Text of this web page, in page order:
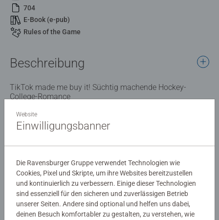
704
E-Book (e-pub)
Rules of the Game
Beschreibung
TikTok made me buy it! Süchtig machende Hockey-
College-Romance
Details
EAN:
9783473513055
ISBN:
978-3-473-51305-5
Warnhinweise und Herstellerinformation
Website
Einwilligungsbanner
Die Ravensburger Gruppe verwendet Technologien wie
Cookies, Pixel und Skripte, um ihre Websites bereitzustellen
und kontinuierlich zu verbessern. Einige dieser Technologien
sind essenziell für den sicheren und zuverlässigen Betrieb
unserer Seiten. Andere sind optional und helfen uns dabei,
deinen Besuch komfortabler zu gestalten, zu verstehen, wie